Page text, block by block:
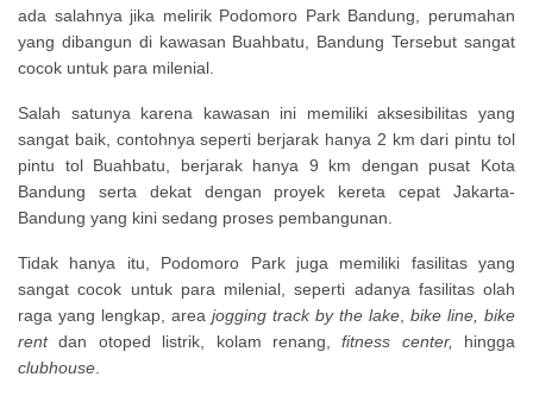
ada salahnya jika melirik Podomoro Park Bandung, perumahan
yang dibangun di kawasan Buahbatu, Bandung Tersebut sangat
cocok untuk para milenial.
Salah satunya karena kawasan ini memiliki aksesibilitas yang
sangat baik, contohnya seperti berjarak hanya 2 km dari pintu tol
pintu tol Buahbatu, berjarak hanya 9 km dengan pusat Kota
Bandung serta dekat dengan proyek kereta cepat Jakarta-
Bandung yang kini sedang proses pembangunan.
Tidak hanya itu, Podomoro Park juga memiliki fasilitas yang
sangat cocok untuk para milenial, seperti adanya fasilitas olah
raga yang lengkap, area jogging track by the lake bike line, bike
rentdan otoped listrik, kolam renang,fitness center,
hingga
clubhouse